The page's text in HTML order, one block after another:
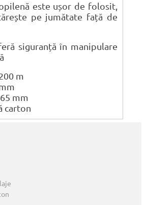
este ușor de folosit,
pe jumătate față de
siguranță în manipulare
m
mm
carton